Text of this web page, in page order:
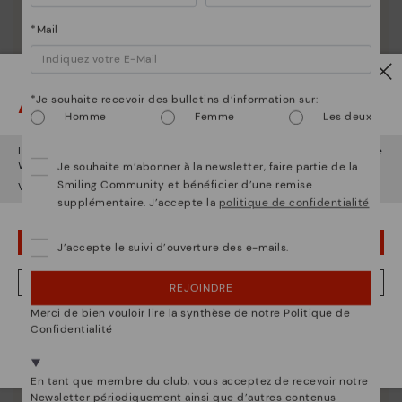
Attention !
Il semble que vous êtes en
et vous allez accéder au site
Web deFrance.
Voulez-vous aller sur le site Web deÉtats-Unis ?
OUPS... JE ME SUIS TROMPÉ, JE VEUX RESTER EN ÉTATS-UNIS
NON, JE VEUX ALLER SUR LE SITE WEB DU FRANCE
Nous sommes présents dans plus de 29 boutiques
*Mail
*Je souhaite recevoir des bulletins d’information sur:
Homme
Femme Les deux
Je souhaite m’abonner à la newsletter, faire partie de la
Smiling Community et bénéficier d’une remise
supplémentaire. J’accepte la politique de confidentialité
J’accepte le suivi d’ouverture des e-mails.
REJOINDRE
Merci de bien vouloir lire la synthèse de notre Politique de
Confidentialité
En tant que membre du club, vous acceptez de recevoir notre
Newsletter périodiquement ainsi que d’autres contenus